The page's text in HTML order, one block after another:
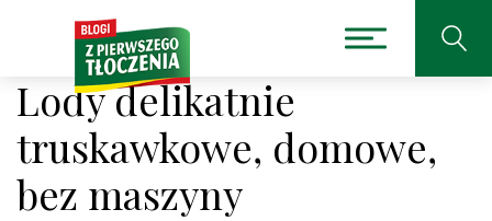
Lody delikatnie
truskawkowe, domowe,
bez maszyny